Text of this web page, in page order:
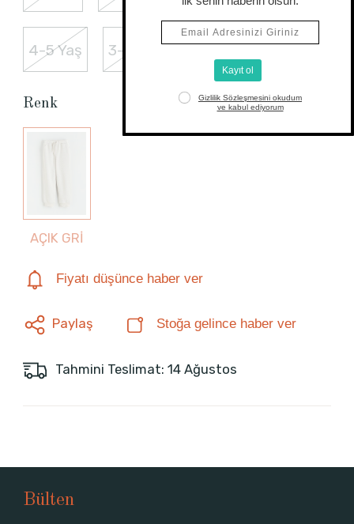
4-5 Yaş 3-4 Yaş 2-3 Yaş
Renk
AÇIK GRİ
Fiyatı düşünce haber ver
Paylaş Stoğa gelince haber ver
Tahmini Teslimat: 14 Ağustos
Bülten